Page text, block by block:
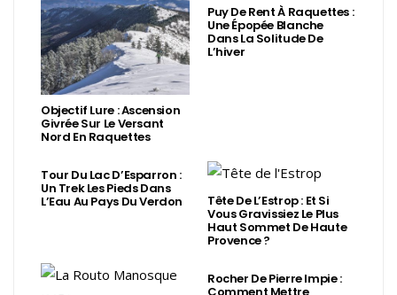
Objectif Lure : Ascension
Givrée Sur Le Versant
Nord En Raquettes
Puy De Rent À Raquettes :
Une Épopée Blanche
Dans La Solitude De
L’hiver
Tour Du Lac D’Esparron :
Un Trek Les Pieds Dans
L’Eau Au Pays Du Verdon Tête De L’Estrop : Et Si
Vous Gravissiez Le Plus
Haut Sommet De Haute
Provence ?
Rocher De Pierre Impie :